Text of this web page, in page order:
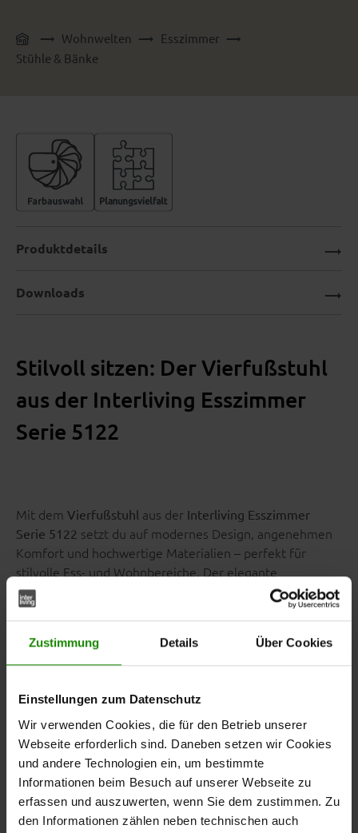
Zustimmung Details Über Cookies
Einstellungen zum Datenschutz
Wir verwenden Cookies, die für den Betrieb unserer
Webseite erforderlich sind. Daneben setzen wir Cookies
und andere Technologien ein, um bestimmte
Informationen beim Besuch auf unserer Webseite zu
erfassen und auszuwerten, wenn Sie dem zustimmen. Zu
den Informationen zählen neben technischen auch
Wohnwelten
Esszimmer
Stühle & Bänke
Stilvoll sitzen: Der Vierfußstuhl
aus der Interliving Esszimmer
Serie 5122
Mit dem Vierfußstuhl aus der Interliving Esszimmer
Serie 5122 setzt du auf modernes Design, angenehmen
Komfort und hochwertige Materialien – perfekt für
stilvolle Ess- und Wohnbereiche. Der elegante
Polsterstuhl fangofarbenem Kunstlederbezogen,
das nicht nur edel aussieht, sondern auch besonders
Edelstahlsorgt für eine zeitlose Optik und eine
langlebige Konstruktion – ideal für den täglichen Einsatz.
Komfort, der überzeugt –
dank durchdachter
Polsterung
Produktdetails
Downloads